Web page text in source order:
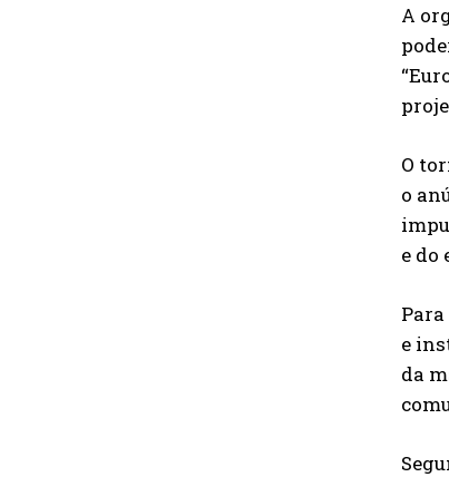
A
O
o
e do
e
da